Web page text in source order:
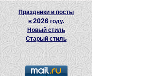
Праздники и посты
в2026 году.
Новый стиль
Старый стиль